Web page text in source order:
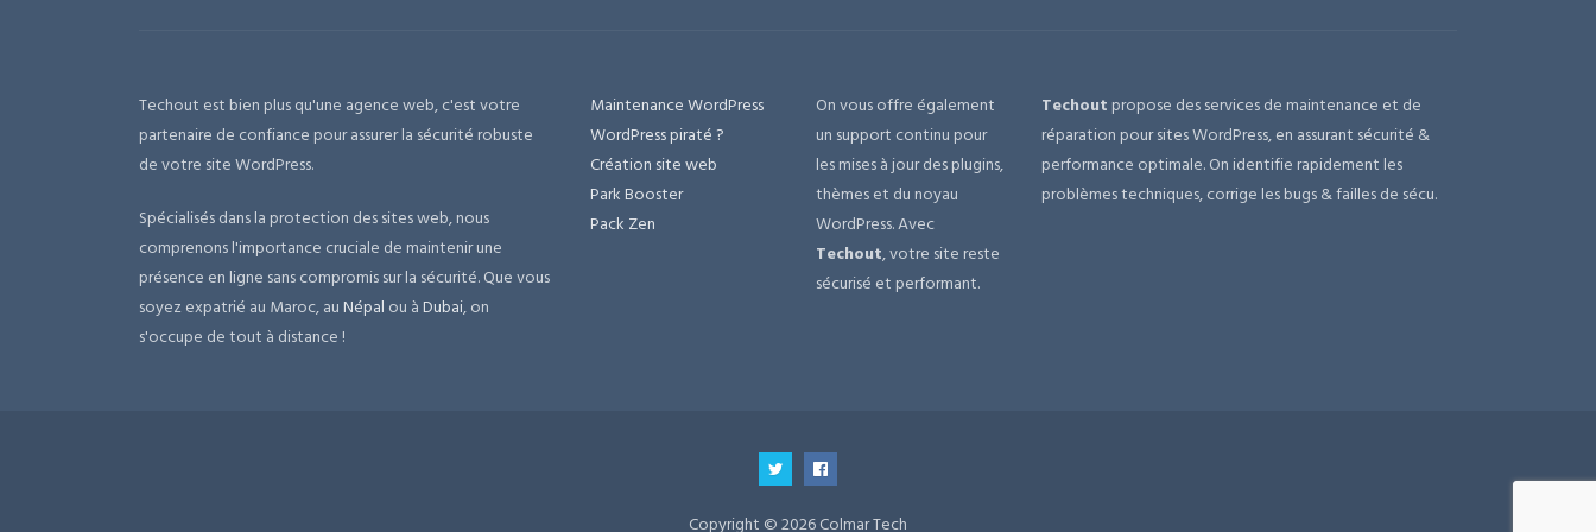
Techout est bien plus qu'une agence web, c'est votre
partenaire de confiance pour assurer la sécurité robuste
de votre site WordPress.
Spécialisés dans la protection des sites web, nous
comprenons l'importance cruciale de maintenir une
présence en ligne sans compromis sur la sécurité. Que vous
soyez expatrié au Maroc, auNépal ou àDubai, on
s'occupe de tout à distance !
Maintenance WordPress
WordPress piraté ?
Création site web
Park Booster
Pack Zen
On vous offre également
un support continu pour
les mises à jour des plugins,
thèmes et du noyau
WordPress. Avec
Techout, votre site reste
sécurisé et performant.
Techout propose des services de maintenance et de
réparation pour sites WordPress, en assurant sécurité &
performance optimale. On identifie rapidement les
problèmes techniques, corrige les bugs & failles de sécu.
Copyright © 2026 Colmar Tech